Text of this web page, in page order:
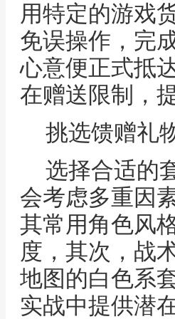
用特定的游戏
免误操作，完
心意便正式抵
在赠送限制，
挑选馈赠礼
选择合适的
会考虑多重因
其常用角色风
度，其次，战
地图的白色系
实战中提供潜